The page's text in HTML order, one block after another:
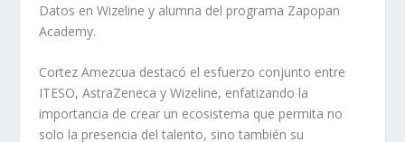
Datos en Wizeline y alumna del programa Zapopan
Academy.
Cortez Amezcua destacó el esfuerzo conjunto entre
ITESO, AstraZeneca y Wizeline, enfatizando la
importancia de crear un ecosistema que permita no
solo la presencia del talento, sino también su